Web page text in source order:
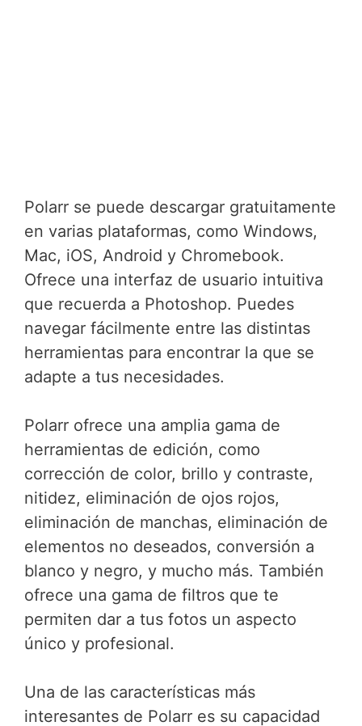
Polarr se puede descargar gratuitamente
en varias plataformas, como Windows,
Mac, iOS, Android y Chromebook.
Ofrece una interfaz de usuario intuitiva
que recuerda a Photoshop. Puedes
navegar fácilmente entre las distintas
herramientas para encontrar la que se
adapte a tus necesidades.
Polarr ofrece una amplia gama de
herramientas de edición, como
corrección de color, brillo y contraste,
nitidez, eliminación de ojos rojos,
eliminación de manchas, eliminación de
elementos no deseados, conversión a
blanco y negro, y mucho más. También
ofrece una gama de filtros que te
permiten dar a tus fotos un aspecto
único y profesional.
Una de las características más
interesantes de Polarr es su capacidad